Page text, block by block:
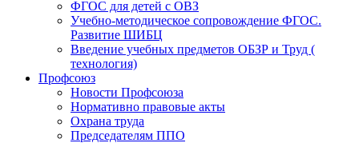
ФГОС для детей с ОВЗ
Учебно-методическое сопровождение ФГОС.
Развитие ШИБЦ
Введение учебных предметов ОБЗР и Труд (
технология)
Профсоюз
Новости Профсоюза
Нормативно правовые акты
Охрана труда
Председателям ППО